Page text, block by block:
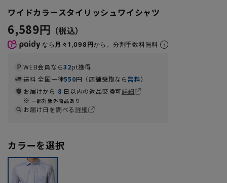
ワイドカラースタイリッシュワイシャツ
6,589円
なら 月々1,098円から。分割手数料無料
WEB会員なら32pt獲得
送料 全国一律550円（店舗受取なら無料）
お届けから 8 日以内の返品交換可詳細
一部対象外商品あり
お届け日を調べる詳細
カラーを選択